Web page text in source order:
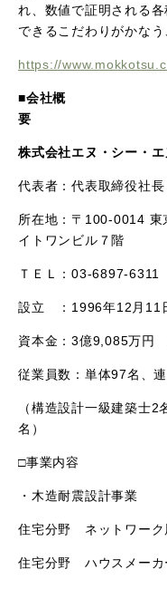
れ、数値で証明される
できるこだわりがかなう
https://
■会社概
株式会社エヌ・シー・
代表者：代表取締役社長
所在地：〒100-0014
イトワンビル７階
ＴＥＬ：03-6897-
設立 ：1996年12月11
資本金：3億9,085万円
従業員数：単体97名、
（構造設計一級建築士
名）
□事業内容
・木造耐震設計事業
住宅分野 ネットワーク
住宅分野 ハウスメーカ